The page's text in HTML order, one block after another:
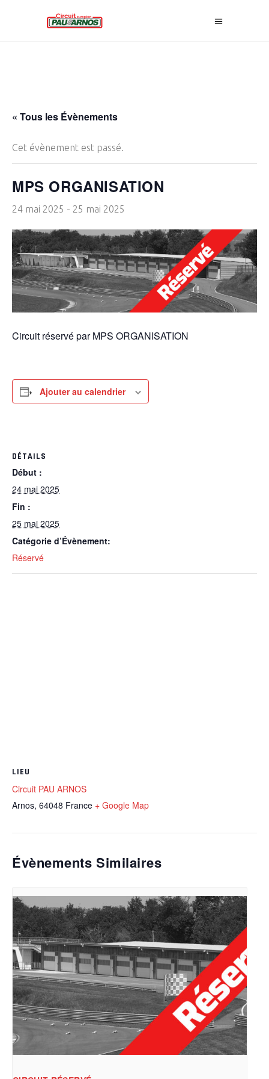
« Tous les Évènements
Cet évènement est passé.
MPS ORGANISATION
24 mai 2025 - 25 mai 2025
Circuit réservé par MPS ORGANISATION
Ajouter au calendrier
DÉTAILS
Début :
24 mai 2025
Fin :
25 mai 2025
Catégorie d’Évènement:
Réservé
LIEU
Circuit PAU ARNOS
Arnos, 64048 France + Google Map
Évènements Similaires